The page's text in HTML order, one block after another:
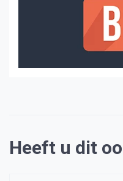
Heeft u dit